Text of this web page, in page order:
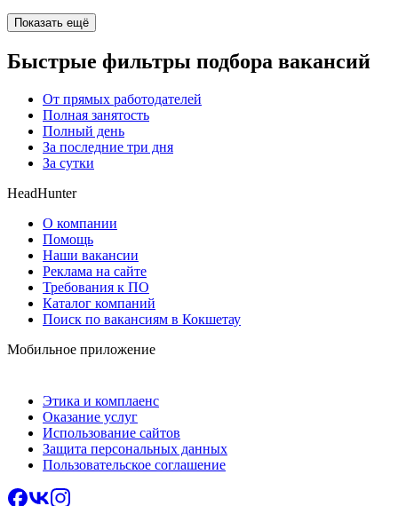
Показать ещё
Быстрые фильтры подбора вакансий
От прямых работодателей
Полная занятость
Полный день
За последние три дня
За сутки
HeadHunter
О компании
Помощь
Наши вакансии
Реклама на сайте
Требования к ПО
Каталог компаний
Поиск по вакансиям в Кокшетау
Мобильное приложение
Этика и комплаенс
Оказание услуг
Использование сайтов
Защита персональных данных
Пользовательское соглашение